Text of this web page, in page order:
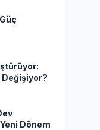
Dönem